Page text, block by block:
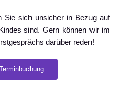
Sie sich unsicher in Bezug auf
sind. Gern können wir im
darüber reden!